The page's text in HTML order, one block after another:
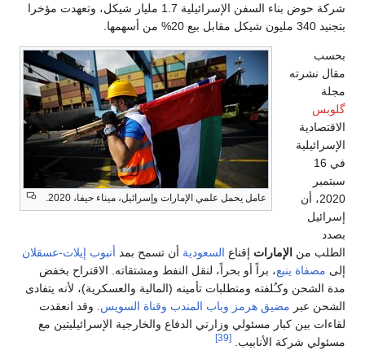
شركة حوض بناء السفن الإسرائيلية 1.7 مليار شيكل، وتعهدت مؤخرا
بتجنيد 340 مليون شيكل مقابل بيع 20% من أسهمها.
عامل يحمل علمي الإمارات وإسرائيل، ميناء حيفا، 2020.
بحسب
مقال نشرته
مجلة
گلوبس
الاقتصادية
الإسرائيلية
في 16
سبتمبر
2020، أن
إسرائيل
بصدد
الطلب من الإمارات إقناع السعودية أن تسمح بمد أنبوب إيلات-عسقلان
إلى مصفاة ينبع، براً أو بحراً، لنقل النفط ومشتقاته. الاقتراح بخفض
مدة الشحن وكـُلفته ومتطلبات تأمينه (المالية والعسكرية)، لأنه يتفادى
الشحن عبر مضيق هرمز وباب المندب وقناة السويس . وقد انعقدت
لقاءات بين كبار مسئولي وزارتي الدفاع والخارجية الإسرائيليتين مع
مسئولي شركة الأنابيب.
[39]